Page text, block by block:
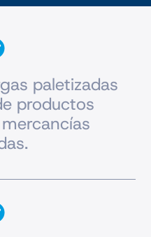
paletizadas
productos